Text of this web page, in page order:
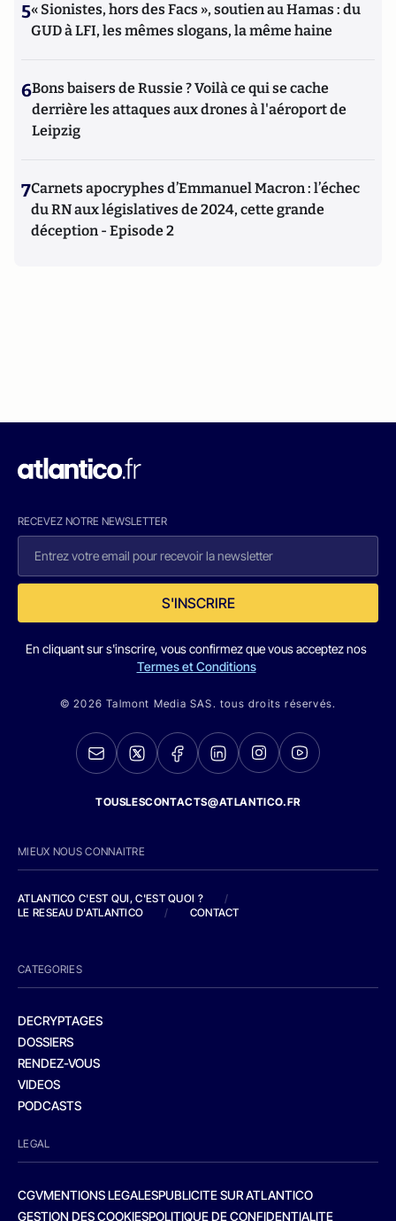
5« Sionistes, hors des Facs », soutien au Hamas : du
GUD à LFI, les mêmes slogans, la même haine
6Bons baisers de Russie ? Voilà ce qui se cache
derrière les attaques aux drones à l'aéroport de
Leipzig
7Carnets apocryphes d’Emmanuel Macron : l’échec
du RN aux législatives de 2024, cette grande
déception - Episode 2
RECEVEZ NOTRE NEWSLETTER
S'INSCRIRE
En cliquant sur s'inscrire, vous confirmez que vous acceptez nos
Termes et Conditions
© 2026 Talmont Media SAS. tous droits réservés.
TOUSLESCONTACTS@ATLANTICO.FR
MIEUX NOUS CONNAITRE
ATLANTICO C'EST QUI, C'EST QUOI ?
/
LE RESEAU D'ATLANTICO
/ CONTACT
CATEGORIES
DECRYPTAGES
DOSSIERS
RENDEZ-VOUS
VIDEOS
PODCASTS
LEGAL
CGVMENTIONS LEGALESPUBLICITE SUR ATLANTICO
GESTION DES COOKIESPOLITIQUE DE CONFIDENTIALITE